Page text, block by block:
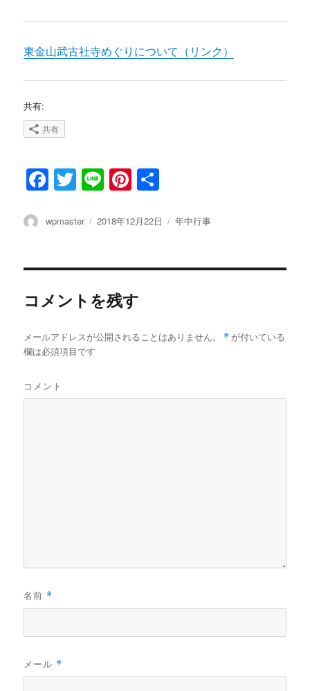
東金山武古社寺めぐりについて（リンク）
共有:
共有
F
c
b
o
o
k
T
it
r
Li
e
Pi
te
st
投
wpmaster
投
2018年12月22日
カ
年中行事
コメントを残す
メールアドレスが公開されることはありません。 * が付いている
欄は必須項目です
コメント
名前 *
メール *